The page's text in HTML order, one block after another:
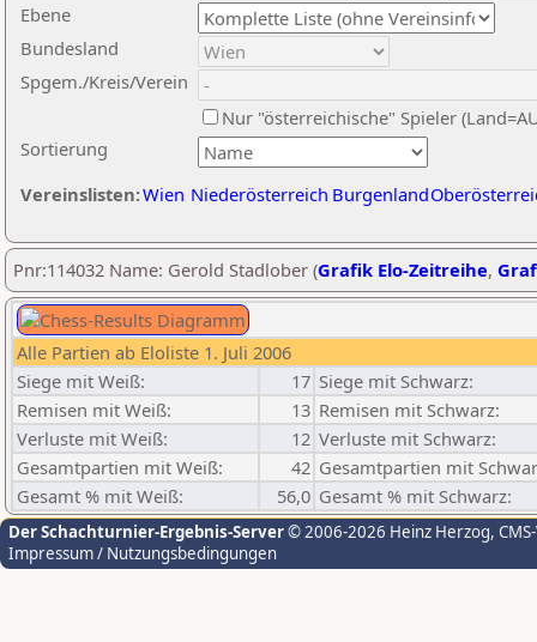
Ebene
Sortierung
Bundesland
Spgem./Kreis/Verein
Nur "österreichische" Spieler
Vereinslisten:Wien Niederösterreich Burgenland
Pnr:114032 Name: Gerold Stadlober (Grafik Elo-Zeitreihe,
Alle Partien ab Eloliste 1. Juli 2006
Siege mit Weiß:
17 Siege mit Schwarz:
Remisen mit Weiß:
13 Remisen mit Schwarz:
Verluste mit Weiß:
12 Verluste mit Schwarz:
Gesamtpartien mit Weiß:
42 Gesamtpartien mit
Gesamt % mit Weiß:
56,0 Gesamt % mit Schwarz:
Der Schachturnier-Ergebnis-Server© 2006-2026 Heinz Herzog,
Impressum / Nutzungsbedingungen